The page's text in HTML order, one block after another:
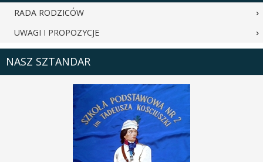
RADA RODZICÓW
UWAGI I PROPOZYCJE
NASZ SZTANDAR